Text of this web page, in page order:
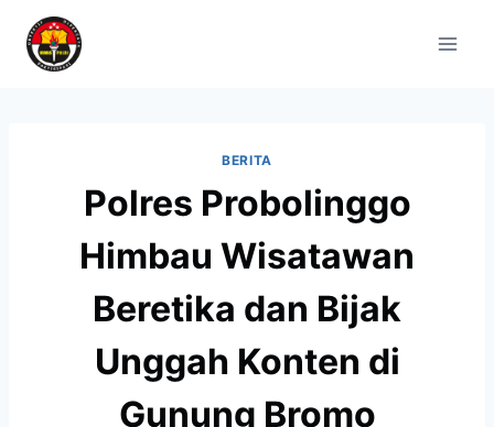
BERITA
Polres Probolinggo
Himbau Wisatawan
Beretika dan Bijak
Unggah Konten di
Gunung Bromo